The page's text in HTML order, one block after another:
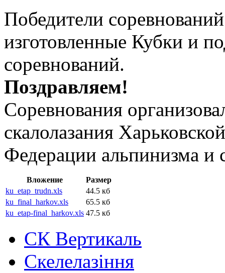
Победители
изготовленные Кубки и
соревнований.
Поздравляем!
Соревнования
скалолазания
Федерации альпинизма и
Вложение
Размер
ku_etap_trudn.xls
44.5 кб
ku_final_harkov.xls
65.5 кб
ku_etap-final_harkov.xls 47.5 кб
СК Вертикаль
Скелелазіння